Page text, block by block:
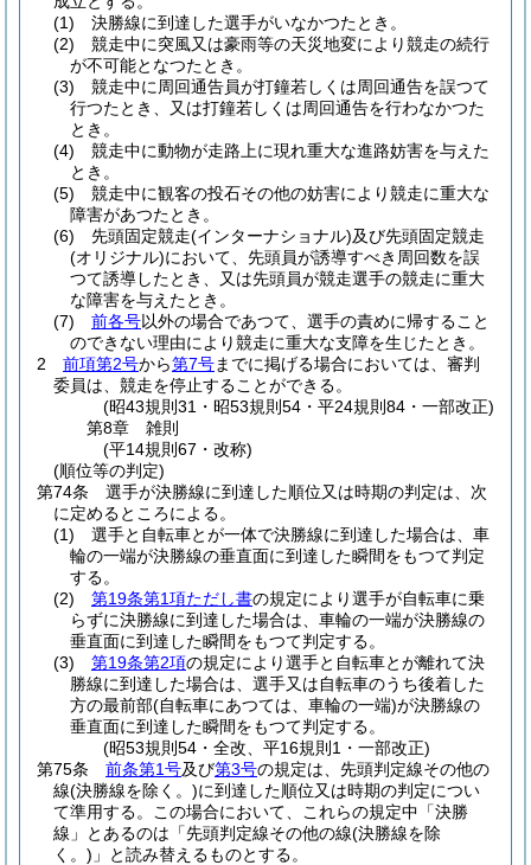
(1)
決勝線に到達した選手がいなかつたとき。
(2)
競走中に突風又は豪雨等の天災地変により競走の続行
が不可能となつたとき。
(3)
競走中に周回通告員が打鐘若しくは周回通告を誤つて
行つたとき、又は打鐘若しくは周回通告を行わなかつた
とき。
(4)
競走中に動物が走路上に現れ重大な進路妨害を与えた
とき。
(5)
競走中に観客の投石その他の妨害により競走に重大な
障害があつたとき。
(6)
先頭固定競走(インターナショナル)及び先頭固定競走
(オリジナル)において、先頭員が誘導すべき周回数を誤
つて誘導したとき、又は先頭員が競走選手の競走に重大
な障害を与えたとき。
(7)
前各号以外の場合であつて、選手の責めに帰すること
のできない理由により競走に重大な支障を生じたとき。
2
前項第2号から第7号までに掲げる場合においては、審判
委員は、競走を停止することができる。
(昭43規則31・昭53規則54・平24規則84・一部改正)
第8章
雑則
(平14規則67・改称)
(順位等の判定)
第74条
選手が決勝線に到達した順位又は時期の判定は、次
に定めるところによる。
(1)
選手と自転車とが一体で決勝線に到達した場合は、車
輪の一端が決勝線の垂直面に到達した瞬間をもつて判定
する。
(2)
第19条第1項ただし書の規定により選手が自転車に乗
らずに決勝線に到達した場合は、車輪の一端が決勝線の
垂直面に到達した瞬間をもつて判定する。
(3)
第19条第2項の規定により選手と自転車とが離れて決
勝線に到達した場合は、選手又は自転車のうち後着した
方の最前部(自転車にあつては、車輪の一端)が決勝線の
垂直面に到達した瞬間をもつて判定する。
(昭53規則54・全改、平16規則1・一部改正)
第75条
前条第1号及び第3号の規定は、先頭判定線その他の
線(決勝線を除く。)に到達した順位又は時期の判定につい
て準用する。
この場合において、これらの規定中「決勝
線」とあるのは「先頭判定線その他の線(決勝線を除
く。) 」と読み替えるものとする。